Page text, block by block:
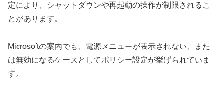
定により、シャットダウンや再起動の操作が制限されるこ
とがあります。
Microsoftの案内でも、電源メニューが表示されない、また
は無効になるケースとしてポリシー設定が挙げられていま
す。